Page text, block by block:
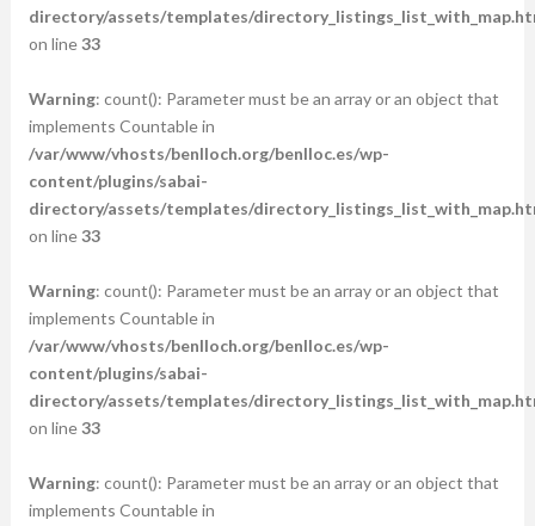
directory/assets/templates/
on line33
Warning: count(): Parameter must be an array or an object that
implements Countable in
/var/www/vhosts/benlloch.org/benlloc.es/wp-
content/plugins/sabai-
directory/assets/templates/
on line33
Warning: count(): Parameter must be an array or an object that
implements Countable in
/var/www/vhosts/benlloch.org/benlloc.es/wp-
content/plugins/sabai-
directory/assets/templates/
on line33
Warning: count(): Parameter must be an array or an object that
implements Countable in